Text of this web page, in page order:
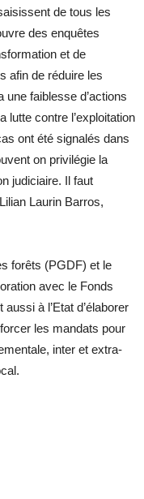
de tous les
des enquêtes
et de
afin de réduire les
une faiblesse d’actions
lutte contre l’exploitation
ont été signalés dans
on privilégie la
judiciaire. Il faut
Laurin Barros,
forêts (PGDF) et le
avec le Fonds
à l’Etat d’élaborer
les mandats pour
inter et extra-